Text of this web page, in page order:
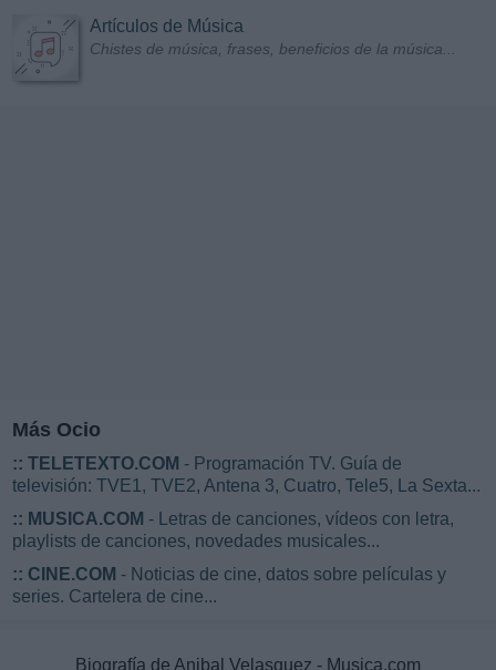
Artículos de Música
Chistes de música, frases, beneficios de la música...
Más Ocio
:: TELETEXTO.COM - Programación TV. Guía de
televisión: TVE1, TVE2, Antena 3, Cuatro, Tele5, La Sexta...
:: MUSICA.COM - Letras de canciones, vídeos con letra,
playlists de canciones, novedades musicales...
:: CINE.COM - Noticias de cine, datos sobre películas y
series. Cartelera de cine...
Biografía de Anibal Velasquez - Musica.com